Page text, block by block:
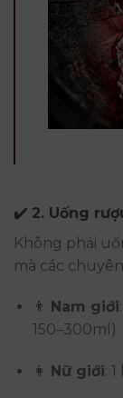
✔️ 2. Uống
Không phải
mà các
👨 Nam giới
150–300ml)
👩 Nữ giới: